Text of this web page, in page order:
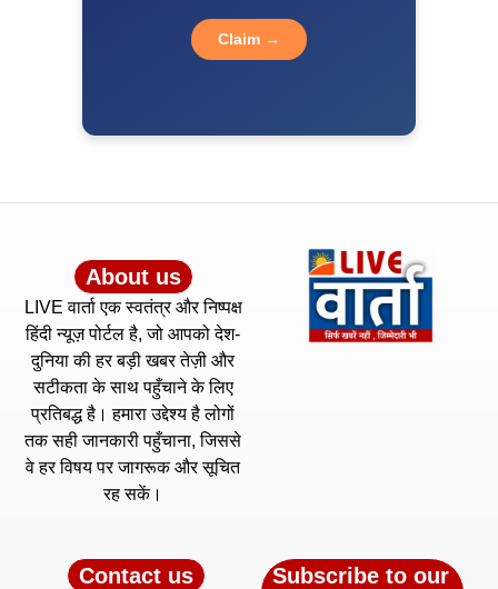
Claim →
About us
LIVE वार्ता एक स्वतंत्र और निष्पक्ष
हिंदी न्यूज़ पोर्टल है, जो आपको देश-
दुनिया की हर बड़ी खबर तेज़ी और
सटीकता के साथ पहुँचाने के लिए
प्रतिबद्ध है। हमारा उद्देश्य है लोगों
तक सही जानकारी पहुँचाना, जिससे
वे हर विषय पर जागरूक और सूचित
रह सकें।
Contact us
Subscribe to our